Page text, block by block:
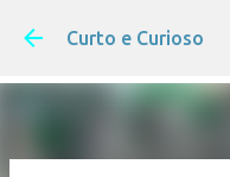
Pular para
Curto e Curioso